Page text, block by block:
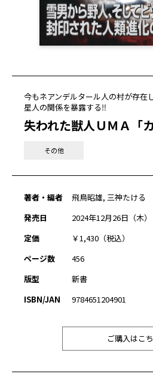
今もネアンデルタール人の村が存
星人の関係を暴露する‼
失われた獣人ＵＭＡ「
その他
著者・編者
飛鳥昭雄, 三神たける
発売日
2024年12月26日（木）
定価
￥1,430（税込）
ページ数
456
版型
新書
ISBN/JAN
9784651204901
ご購入はこ